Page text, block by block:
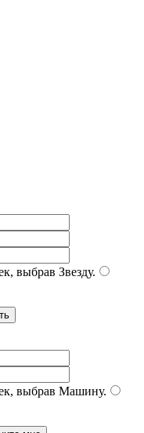
выбрав Звезду.
выбрав Машину.